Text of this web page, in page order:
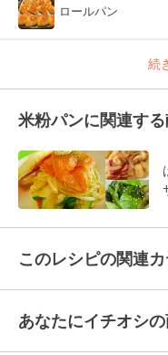
ロールパン
続
米粉パンに関連す
このレシピの関連
あなたにイチオシ